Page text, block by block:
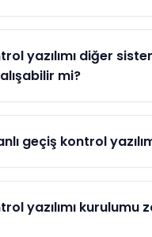
analiz eder ve
yazılımı diğer
mi?
sistemleri, alarm
geçiş kontrol
çözümler, verileri bulut
yazılımı kurulumu